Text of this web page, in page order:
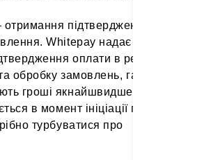
підтвердження платежу
Whitepay надає
оплати в режимі
обробку замовлень, гарантуючи,
гроші якнайшвидше. Ставка
в момент ініціації платежу,
турбуватися про